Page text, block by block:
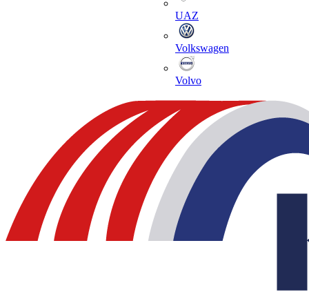
UAZ
Volkswagen
Volvo